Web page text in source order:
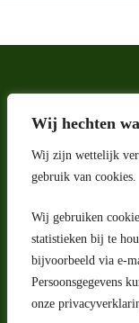
Wij hechten
Wij zijn wettelijk
gebruik van cookies.
Wij gebruiken
statistieken bij te
bijvoorbeeld via e-
Persoonsgegevens
onze
Adres
Riga 4 E
2993 LW Barendrecht
Nederland
Contact